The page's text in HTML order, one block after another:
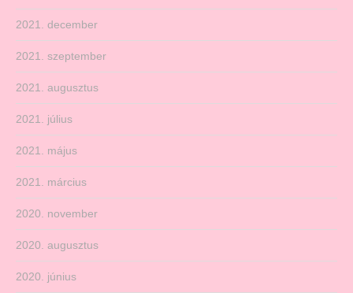
2021. december
2021. szeptember
2021. augusztus
2021. július
2021. május
2021. március
2020. november
2020. augusztus
2020. június